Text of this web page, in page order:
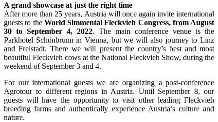
A grand showcase at just the right time
After more than 25 years, Austria will once again invite international
guests to the World Simmental Fleckvieh Congress, from August
30 to September 4, 2022. The main conference venue is the
Parkhotel Schönbrunn in Vienna, but we will also journey to Linz
and Freistadt. There we will present the country’s best and most
beautiful Fleckvieh cows at the National Fleckvieh Show, during the
weekend of September 3 and 4.
For our international guests we are organizing a post-conference
Agrotour to different regions in Austria. Until September 8, our
guests will have the opportunity to visit other leading Fleckvieh
breeding farms and authentically experience Austria’s culture and
nature.